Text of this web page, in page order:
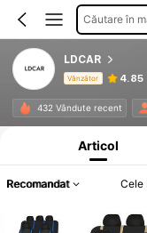
Căutare în
LDCAR
Vânzător 4.85
432 Vândute recent
Informații despre produs:
Articol
Recomandat Cele